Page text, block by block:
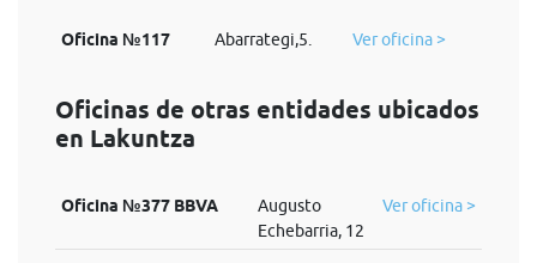
Oficina №117 Abarrategi,5. Ver oficina >
Oficinas de otras entidades ubicados
en Lakuntza
Oficina №377 BBVA
Augusto
Echebarria, 12
Ver oficina >